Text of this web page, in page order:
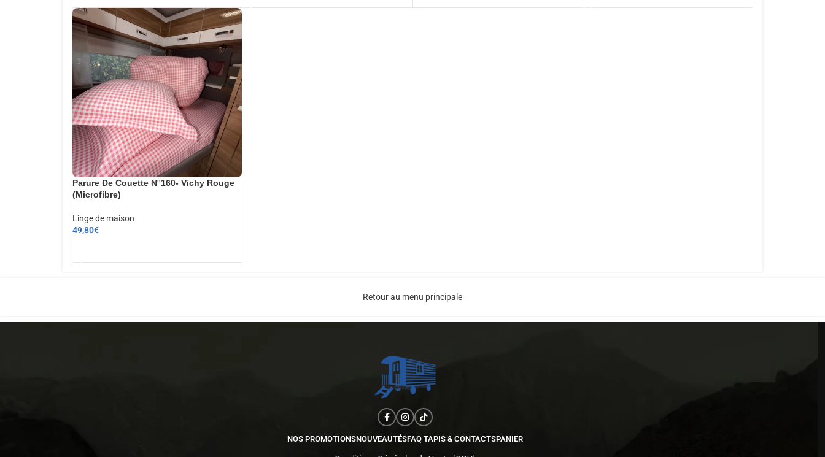
Parure De Couette N°160- Vichy Rouge
(Microfibre)
Linge de maison
49,80€
Retour au menu principale
NOS PROMOTIONSNOUVEAUTÉSFAQ TAPIS & CONTACTSPANIER